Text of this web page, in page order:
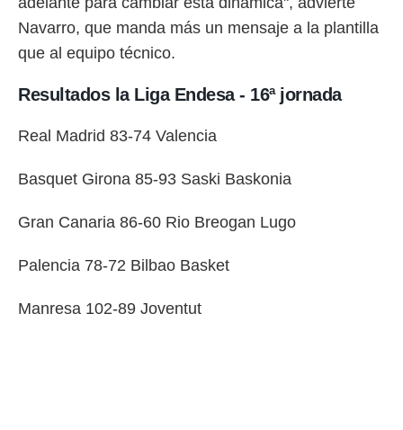
Navarro, que manda más un mensaje a la plantilla
que al equipo técnico.
Resultados la Liga Endesa - 16ª jornada
Real Madrid 83-74 Valencia
Basquet Girona 85-93 Saski Baskonia
Gran Canaria 86-60 Rio Breogan Lugo
Palencia 78-72 Bilbao Basket
Manresa 102-89 Joventut